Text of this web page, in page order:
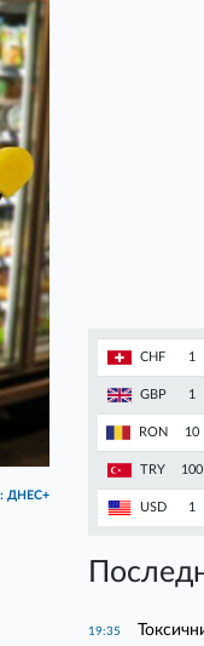
ДНЕС+
CHF 1
GBP 1
RON 10
TRY 100
USD 1
19:35